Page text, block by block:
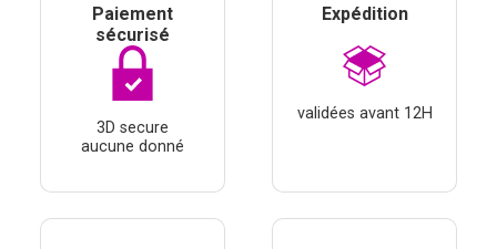
Paiement
sécurisé
3D secure
aucune donné
Expédition
validées avant 12H